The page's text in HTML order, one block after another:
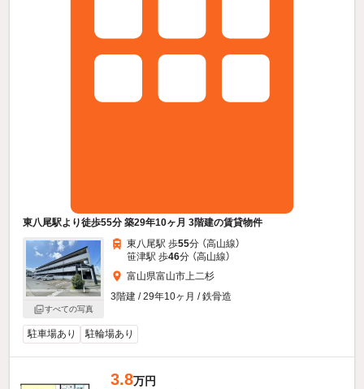
東八尾駅より徒歩55分 築29年10ヶ月 3階建の賃貸物件
すべての写真
東八尾駅 歩55分 （高山線）
笹津駅 歩46分 （高山線）
富山県富山市上二杉
3階建 / 29年10ヶ月 / 鉄骨造
駐車場あり 駐輪場あり
3.8万円